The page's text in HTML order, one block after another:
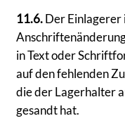
11.6.Der
in Text oder
auf den fehlenden
die der Lagerhalter
gesandt hat.